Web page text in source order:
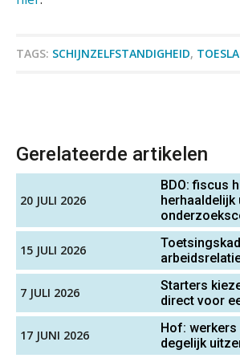
TAGS: SCHIJNZELFSTANDIGHEID,
Gerelateerde artikelen
20 JULI 2026
BDO: fiscus
herhaaldelijk
15 JULI 2026
7 JULI 2026
Starters
direct voor
17 JUNI 2026
Hof: werkers
degelijk